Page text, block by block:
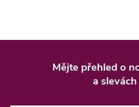
Mějte přehled o
a slevách